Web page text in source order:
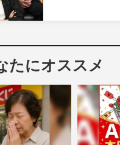
高橋大輔
たにオススメ